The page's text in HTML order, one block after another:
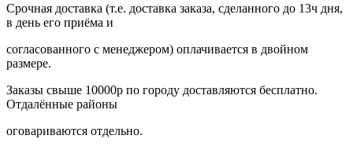
Срочная доставка (т.е. доставка заказа, сделанного до 13ч дня,
в день его приёма и
согласованного с менеджером) оплачивается в двойном
размере.
Заказы свыше 10000р по городу доставляются бесплатно.
Отдалённые районы
оговариваются отдельно.